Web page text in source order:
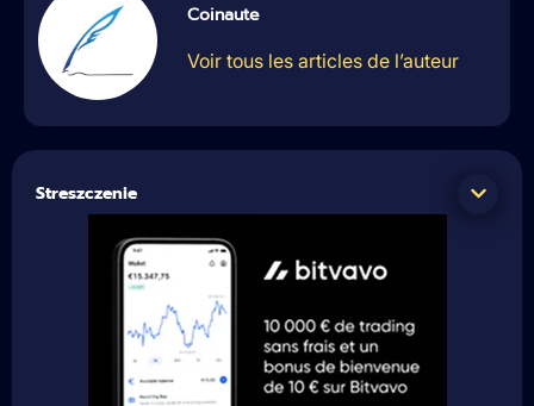
Coinaute
Voir tous les articles de l’auteur
Streszczenie